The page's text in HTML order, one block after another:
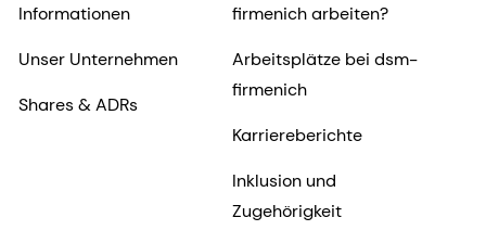
Informationen
Unser Unternehmen
Shares & ADRs
firmenich arbeiten?
Arbeitsplätze bei dsm-
firmenich
Karriereberichte
Inklusion und
Zugehörigkeit